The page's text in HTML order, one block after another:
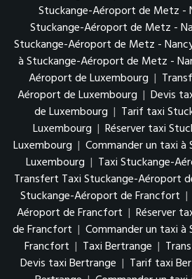
Stuckange-Aéroport de Metz -
Stuckange-Aéroport de Metz -
Stuckange-Aéroport de Metz -
à Stuckange-Aéroport de Metz -
Aéroport de Luxembourg |
Aéroport de Luxembourg | Devis
de Luxembourg | Tarif taxi
Luxembourg | Réserver taxi
Luxembourg | Commander un taxi
Luxembourg | Taxi Stuckange-
Transfert Taxi Stuckange-Aéroport
Stuckange-Aéroport de Francfort |
Aéroport de Francfort | Réserver
de Francfort | Commander un taxi
Francfort | Taxi Bertrange |
Devis taxi Bertrange | Tarif taxi